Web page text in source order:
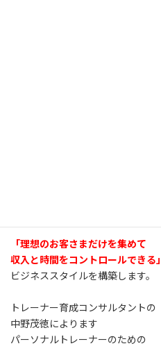
「理想のお客さまだけを集めて
収入と時間をコントロールできる」
ビジネススタイルを構築します。
トレーナー育成コンサルタントの
中野茂徳によります
パーソナルトレーナーのための